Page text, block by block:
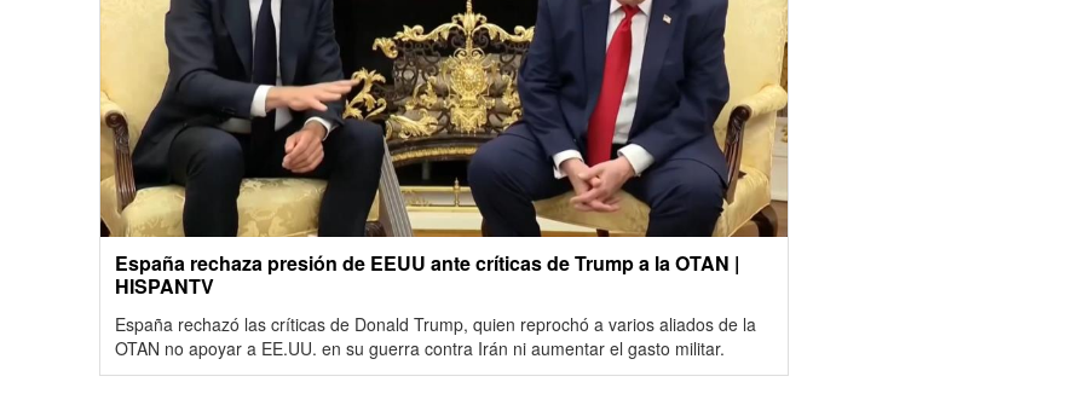
España rechaza presión de EEUU ante críticas de Trump a la OTAN |
HISPANTV
España rechazó las críticas de Donald Trump, quien reprochó a varios aliados de la
OTAN no apoyar a EE.UU. en su guerra contra Irán ni aumentar el gasto militar.